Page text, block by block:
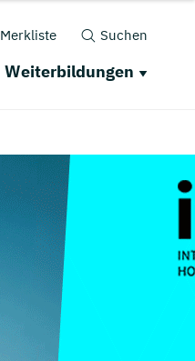
Merkliste Suchen
Weiterbildungen